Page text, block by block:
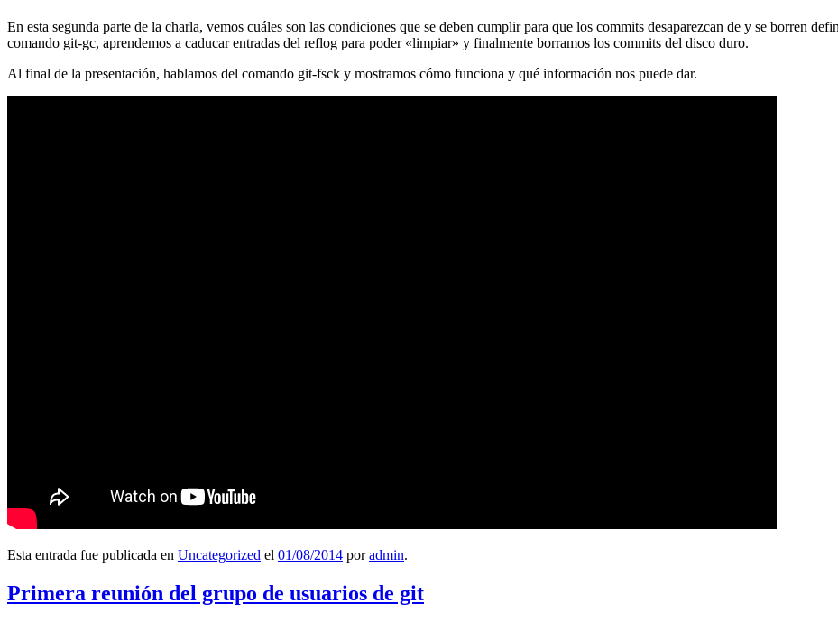
En esta segunda parte de la charla, vemos cuáles son las condiciones que se deben cumplir para que los commits desaparezcan de y se borren
comando git-gc, aprendemos a caducar entradas del reflog para poder «limpiar» y finalmente borramos los commits del disco duro.
Al final de la presentación, hablamos del comando git-fsck y mostramos cómo funciona y qué información nos puede dar.
Esta entrada fue publicada en Uncategorized el 01/08/2014 poradmin.
Primera reunión del grupo de usuarios de git